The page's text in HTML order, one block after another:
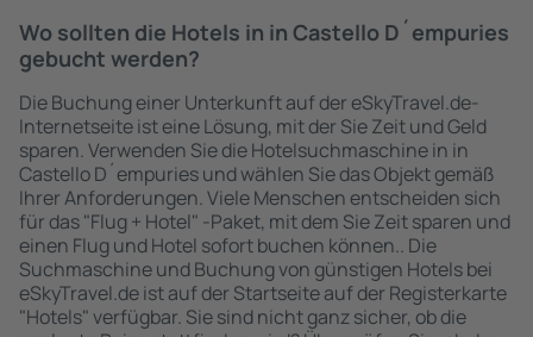
Wo sollten die Hotels in in Castello D´empuries
gebucht werden?
Die Buchung einer Unterkunft auf der eSkyTravel.de-
Internetseite ist eine Lösung, mit der Sie Zeit und Geld
sparen. Verwenden Sie die Hotelsuchmaschine in in
Castello D´empuries und wählen Sie das Objekt gemäß
Ihrer Anforderungen. Viele Menschen entscheiden sich
für das "Flug + Hotel" -Paket, mit dem Sie Zeit sparen und
einen Flug und Hotel sofort buchen können.. Die
Suchmaschine und Buchung von günstigen Hotels bei
eSkyTravel.de ist auf der Startseite auf der Registerkarte
"Hotels" verfügbar. Sie sind nicht ganz sicher, ob die